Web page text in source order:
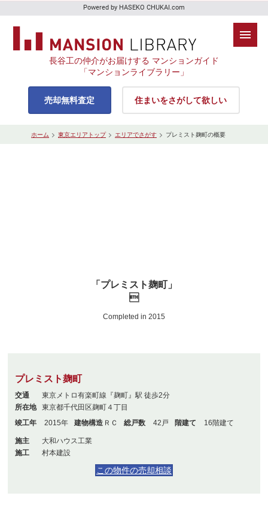
Powered by HASEKO CHUKAI.com
長谷工の仲介がお届けする マンションガイド
「マンションライブラリー」
売却無料査定 住まいをさがして欲しい
ホーム 東京エリアトップ エリアでさがす プレミスト麹町の概要
「プレミスト麹町」

Completed in 2015
プレミスト麹町
交通
東京メトロ有楽町線『麹町』駅 徒歩2分
所在地
東京都千代田区麹町４丁目
竣工年
2015年 建物構造 ＲＣ 総戸数 42戸 階建て 16階建て
施主
大和ハウス工業
施工
村本建設
この物件の売却相談